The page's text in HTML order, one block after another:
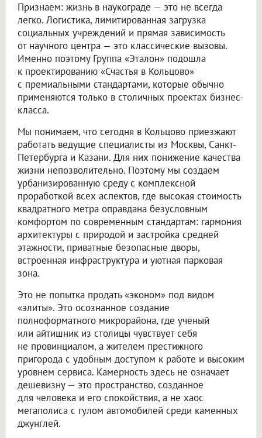
Признаем: жизнь в наукограде — это не всегда
легко. Логистика, лимитированная загрузка
социальных учреждений и прямая зависимость
от научного центра — это классические вызовы.
Именно поэтому Группа «Эталон» подошла
к проектированию «Счастья в Кольцово»
с премиальными стандартами, которые обычно
применяются только в столичных проектах бизнес-
класса.
Мы понимаем, что сегодня в Кольцово приезжают
работать ведущие специалисты из Москвы, Санкт-
Петербурга и Казани. Для них понижение качества
жизни непозволительно. Поэтому мы создаем
урбанизированную среду с комплексной
проработкой всех аспектов, где высокая стоимость
квадратного метра оправдана безусловным
комфортом по современным стандартам: гармония
архитектуры с природой и застройка средней
этажности, приватные безопасные дворы,
встроенная инфраструктура и уютная парковая
зона.
Это не попытка продать «эконом» под видом
«элиты». Это осознанное создание
полноформатного микрорайона, где ученый
или айтишник из столицы чувствует себя
не провинциалом, а жителем престижного
пригорода с удобным доступом к работе и высоким
уровнем сервиса. Камерность здесь не означает
дешевизну — это пространство, созданное
для человека и его спокойствия, а не хаос
мегаполиса с гулом автомобилей среди каменных
джунглей.